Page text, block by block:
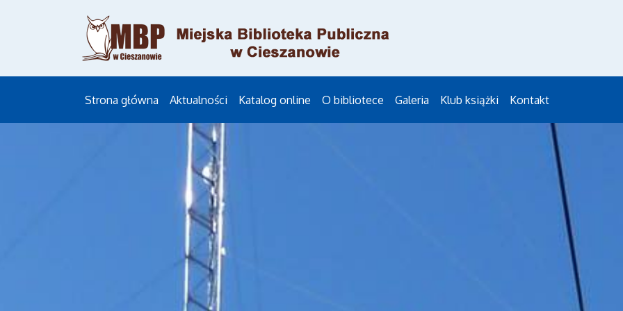
Strona główna Aktualności Katalog online O bibliotece Galeria Klub książki Kontakt